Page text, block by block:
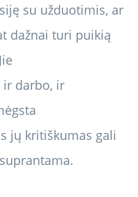
su užduotimis, ar
dažnai turi puikią
ir darbo, ir
jų kritiškumas gali